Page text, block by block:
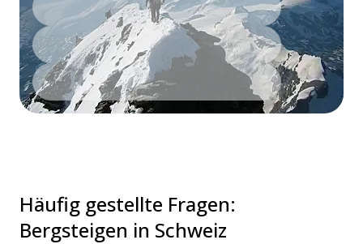
Häufig gestellte Fragen:
Bergsteigen in Schweiz